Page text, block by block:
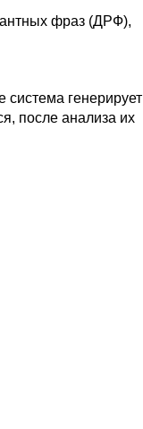
фраз (ДРФ),
генерирует
после анализа их